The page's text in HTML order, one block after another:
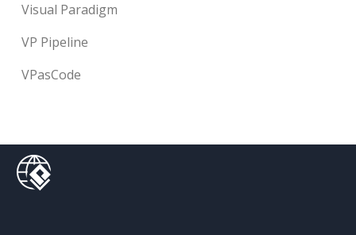
Visual Paradigm
VP Pipeline
VPasCode